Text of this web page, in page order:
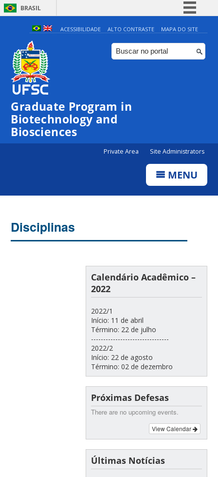
BRASIL
Simplifique!
Comunica BR
Participe
ACESSIBILIDADE ALTO CONTRASTE MAPA DO SITE
Graduate Program in
Biotechnology and
Biosciences
Private Area Site Administrators
MENU
Disciplinas
Calendário Acadêmico –
2022
2022/1
Início: 11 de abril
Término: 22 de julho
--------------------------------
2022/2
Início: 22 de agosto
Término: 02 de dezembro
Próximas Defesas
There are no upcoming events.
View Calendar
Últimas Notícias